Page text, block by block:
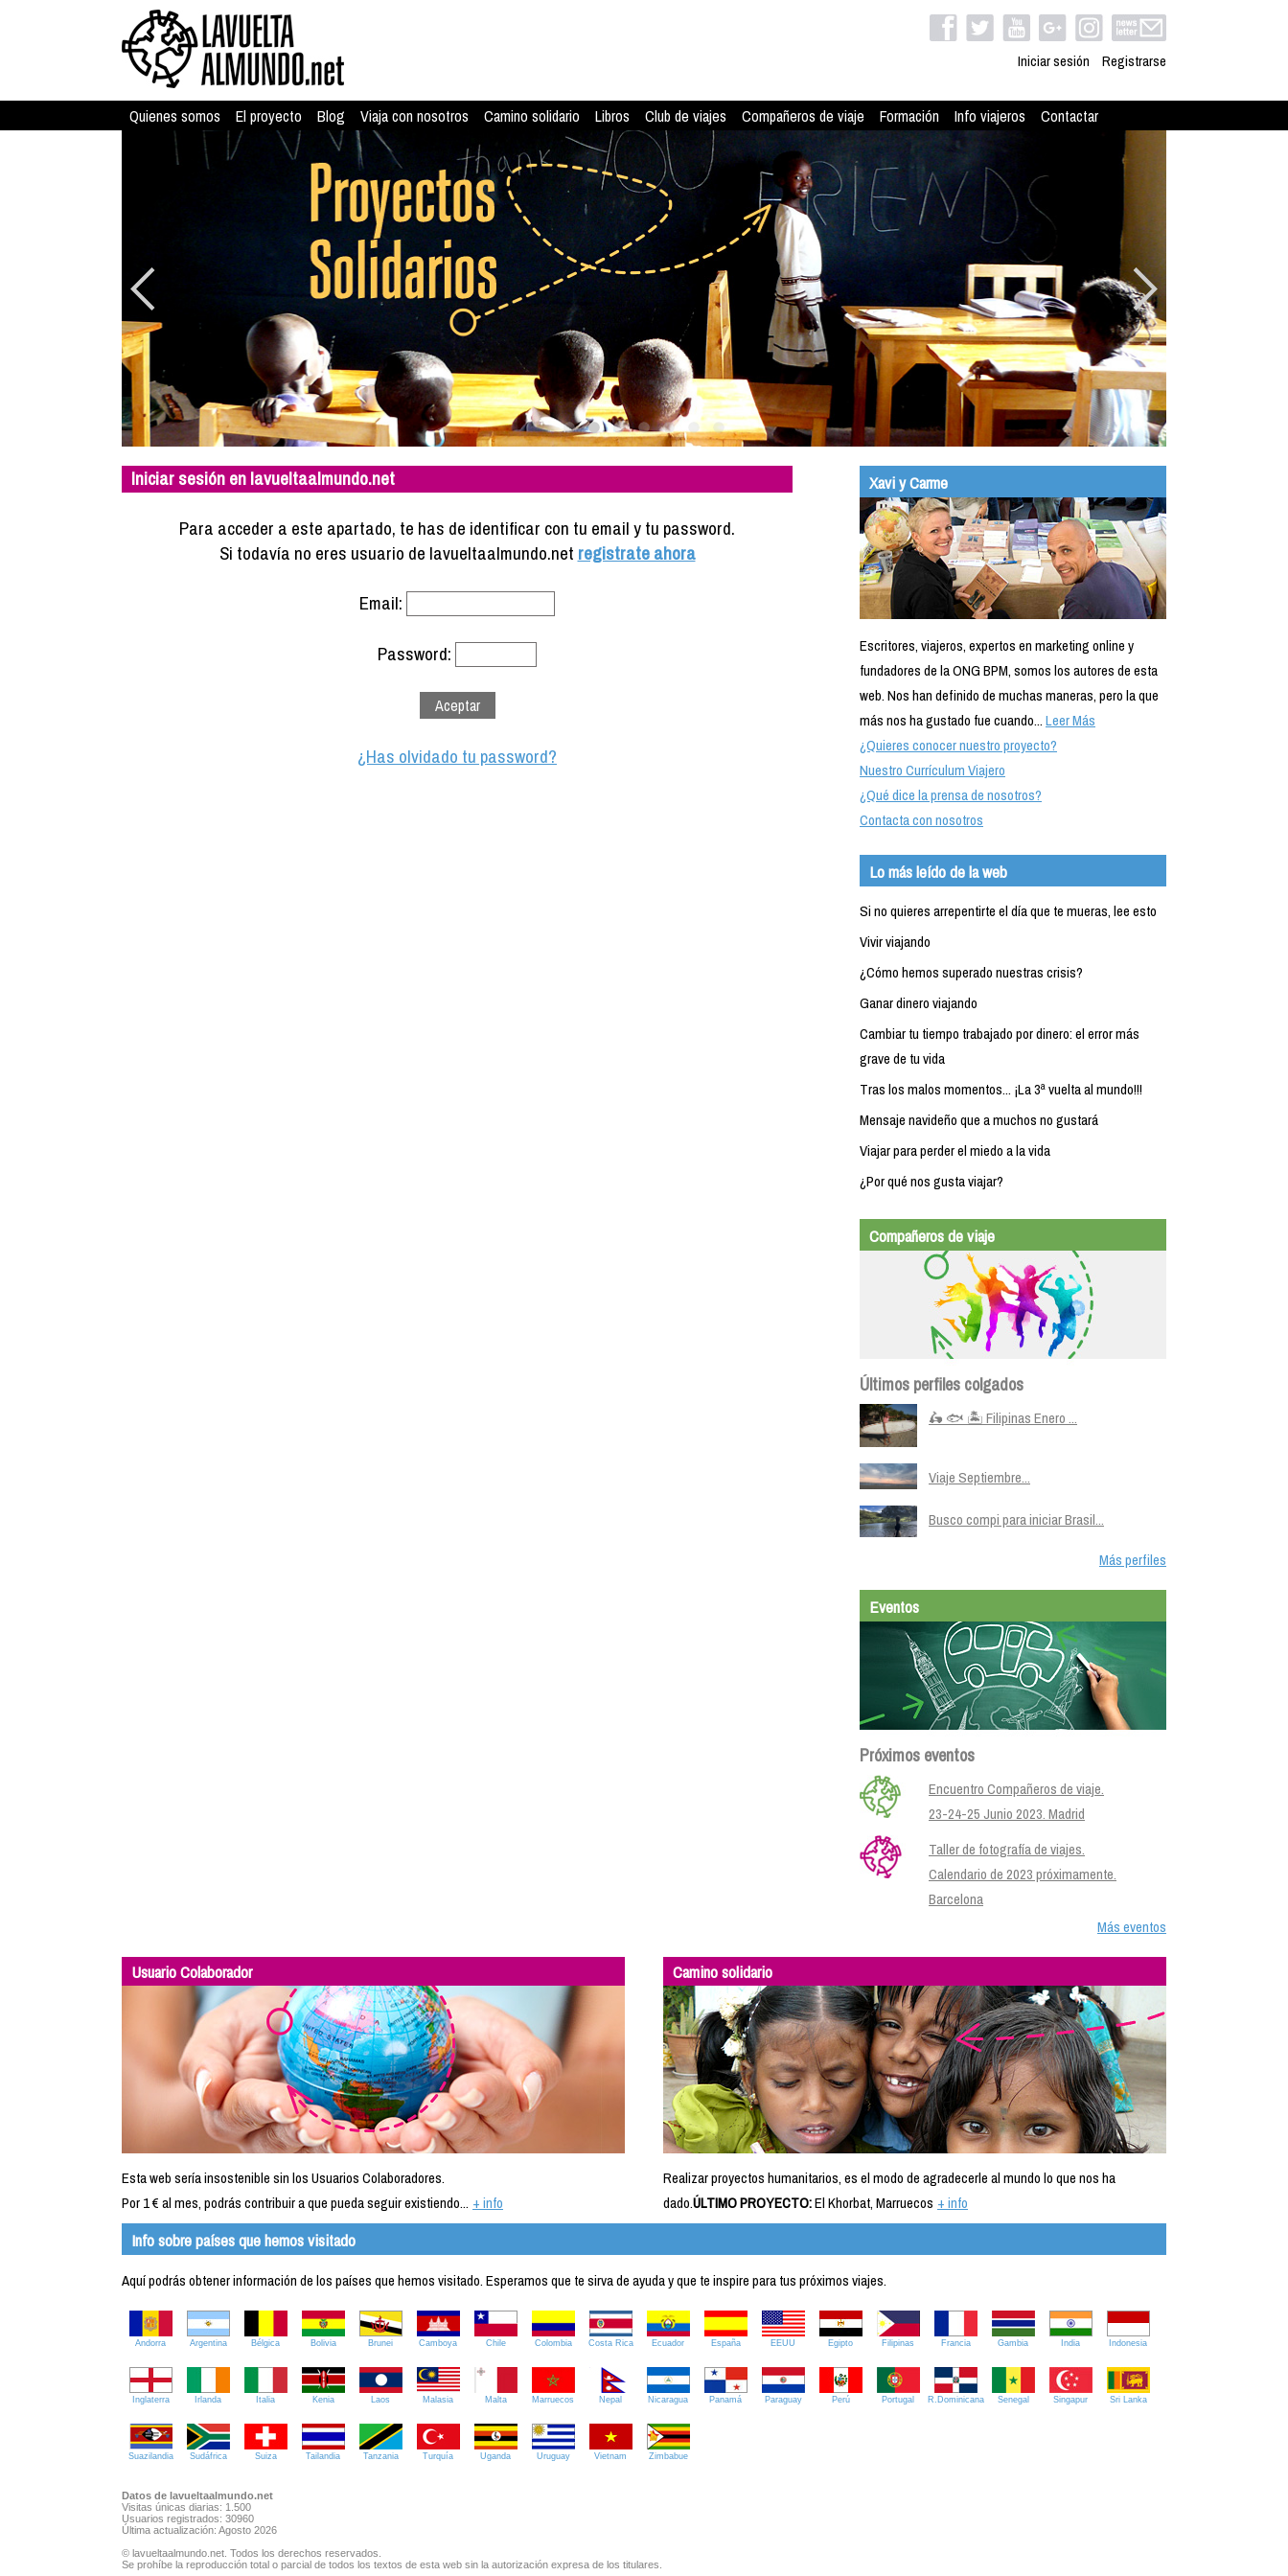
Iniciar sesión Registrarse
Quienes somos El proyecto Blog Viaja con nosotros Camino solidario Libros Club de viajes Compañeros de viaje Formación Info viajeros Contactar
Iniciar sesión en lavueltaalmundo.net
Para acceder a este apartado, te has de identificar con tu email y tu password.
Si todavía no eres usuario de lavueltaalmundo.net registrate ahora
Email:
Password:
¿Has olvidado tu password?
Xavi y Carme
Escritores, viajeros, expertos en marketing online y
fundadores de la ONG BPM, somos los autores de esta
web. Nos han definido de muchas maneras, pero la que
más nos ha gustado fue cuando...Leer Más
¿Quieres conocer nuestro proyecto?
Nuestro Currículum Viajero
¿Qué dice la prensa de nosotros?
Contacta con nosotros
Lo más leído de la web
Si no quieres arrepentirte el día que te mueras, lee esto
Vivir viajando
¿Cómo hemos superado nuestras crisis?
Ganar dinero viajando
Cambiar tu tiempo trabajado por dinero: el error más
grave de tu vida
Tras los malos momentos... ¡La 3ª vuelta al mundo!!!
Mensaje navideño que a muchos no gustará
Viajar para perder el miedo a la vida
¿Por qué nos gusta viajar?
Compañeros de viaje
Últimos perfiles colgados
🛵 🐟 🏝️ Filipinas Enero ...
Viaje Septiembre...
Busco compi para iniciar Brasil...
Más perfiles
Eventos
Próximos eventos
Encuentro Compañeros de viaje.
23-24-25 Junio 2023. Madrid
Taller de fotografía de viajes.
Calendario de 2023 próximamente.
Barcelona
Más eventos
Usuario Colaborador
Esta web sería insostenible sin los Usuarios Colaboradores.
Por 1 € al mes, podrás contribuir a que pueda seguir existiendo... + info
Camino solidario
Realizar proyectos humanitarios, es el modo de agradecerle al mundo lo que nos ha
dado.ÚLTIMO PROYECTO:El Khorbat, Marruecos + info
Info sobre países que hemos visitado
Aquí podrás obtener información de los países que hemos visitado. Esperamos que te sirva de ayuda y que te inspire para tus próximos viajes.
Andorra Argentina Bélgica Bolivia Brunei Camboya Chile Colombia Costa Rica Ecuador España EEUU Egipto Filipinas Francia Gambia India Indonesia
Inglaterra Irlanda Italia Kenia Laos Malasia Malta Marruecos Nepal Nicaragua Panamá Paraguay Perú Portugal R.Dominicana Senegal Singapur Sri Lanka
Suazilandia Sudáfrica Suiza Tailandia Tanzania Turquía Uganda Uruguay Vietnam Zimbabue
Datos de lavueltaalmundo.net
Visitas únicas diarias: 1.500
Usuarios registrados: 30960
Última actualización: Agosto 2026
© lavueltaalmundo.net. Todos los derechos reservados.
Se prohíbe la reproducción total o parcial de todos los textos de esta web sin la autorización expresa de los titulares.